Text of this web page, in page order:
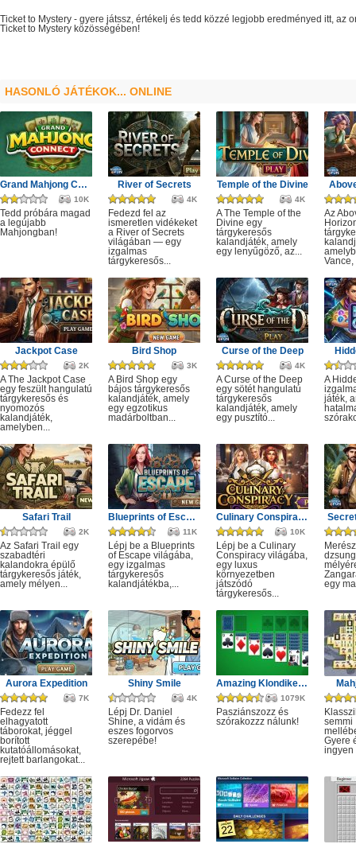
Ticket to Mystery - gyere játssz, értékelj és tedd közzé legjobb eredményed itt, az
Ticket to Mystery közösségében!
HASONLÓ JÁTÉKOK... ONLINE
Grand Mahjong Connect
10K
Tedd próbára magad
a legújabb
Mahjongban!
River of Secrets
4K
Fedezd fel az
ismeretlen vidékeket
a River of Secrets
világában — egy
izgalmas
tárgykeresős...
Temple of the Divine
4K
A The Temple of the
Divine egy
tárgykeresős
kalandjáték, amely
egy lenyűgöző, az...
Az
Vance,
Jackpot Case
2K
A The Jackpot Case
egy feszült hangulatú
tárgykeresős és
nyomozós
kalandjáték,
amelyben...
Bird Shop
3K
A Bird Shop egy
bájos tárgykeresős
kalandjáték, amely
egy egzotikus
madárboltban...
Curse of the Deep
4K
A Curse of the Deep
egy sötét hangulatú
tárgykeresős
kalandjáték, amely
egy pusztító...
A
játék,
Safari Trail
2K
Az Safari Trail egy
szabadtéri
kalandokra épülő
tárgykeresős játék,
amely mélyen...
Blueprints of Escape
11K
Lépj be a Blueprints
of Escape világába,
egy izgalmas
tárgykeresős
kalandjátékba,...
Culinary Conspiracy
10K
Lépj be a Culinary
Conspiracy világába,
egy luxus
környezetben
játszódó
tárgykeresős...
egy
Aurora Expedition
7K
Fedezz fel
elhagyatott
táborokat, jéggel
borított
kutatóállomásokat,
rejtett barlangokat...
Shiny Smile
4K
Lépj Dr. Daniel
Shine, a vidám és
eszes fogorvos
szerepébe!
Amazing Klondike Solitaire
1079K
Pasziánszozz és
szórakozzz nálunk!
semmi
Gyere
ingyen